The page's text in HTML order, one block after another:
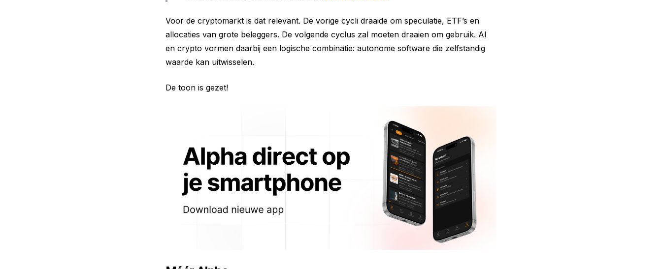
Voor de cryptomarkt is dat relevant. De vorige cycli draaide om speculatie, ETF’s en
allocaties van grote beleggers. De volgende cyclus zal moeten draaien om gebruik. AI
en crypto vormen daarbij een logische combinatie: autonome software die zelfstandig
waarde kan uitwisselen.
De toon is gezet!